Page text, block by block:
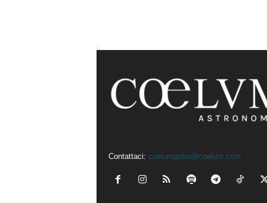
Contattaci: coelumastro@coelum.com